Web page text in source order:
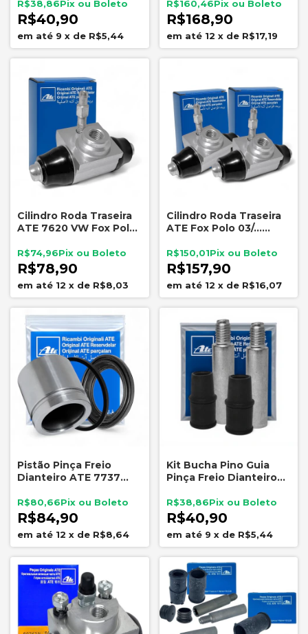
Kit Completo
R$40,90
R$38,86
9 x de R$5,44
R$168,90
R$160,46
12 x de R$17,19
Cilindro Roda Traseira
ATE 7620 VW Fox Polo
17,46mm
R$78,90
R$74,96
12 x de R$8,03
Cilindro Roda Traseira
ATE Fox Polo 03/...
R$157,90
R$150,01
12 x de R$16,07
Pistão Pinça Freio
Dianteiro ATE 7737
2017 Em Diante
R$84,90
R$80,66
12 x de R$8,64
Kit Bucha Pino Guia
Pinça Freio Dianteiro
R$40,90
R$38,86
9 x de R$5,44